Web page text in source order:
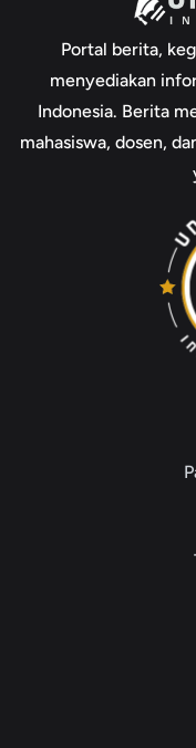
Portal berita,
menyediakan
Indonesia. Berita
mahasiswa, dosen,